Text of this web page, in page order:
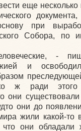
еще несколько
при
Собора, по
-
и
ж ради
они
они до
жили какой-то
что они обладали